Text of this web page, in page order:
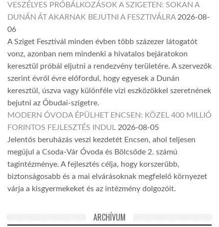
VESZÉLYES PRÓBÁLKOZÁSOK A SZIGETEN: SOKAN A
DUNÁN ÁT AKARNAK BEJUTNI A FESZTIVÁLRA 2026-08-
06
A Sziget Fesztivál minden évben több százezer látogatót
vonz, azonban nem mindenki a hivatalos bejáratokon
keresztül próbál eljutni a rendezvény területére. A szervezők
szerint évről évre előfordul, hogy egyesek a Dunán
keresztül, úszva vagy különféle vízi eszközökkel szeretnének
bejutni az Óbudai-szigetre.
MODERN ÓVODA ÉPÜLHET ENCSEN: KÖZEL 400 MILLIÓ
FORINTOS FEJLESZTÉS INDUL 2026-08-05
Jelentős beruházás veszi kezdetét Encsen, ahol teljesen
megújul a Csoda-Vár Óvoda és Bölcsőde 2. számú
tagintézménye. A fejlesztés célja, hogy korszerűbb,
biztonságosabb és a mai elvárásoknak megfelelő környezet
várja a kisgyermekeket és az intézmény dolgozóit.
ARCHÍVUM